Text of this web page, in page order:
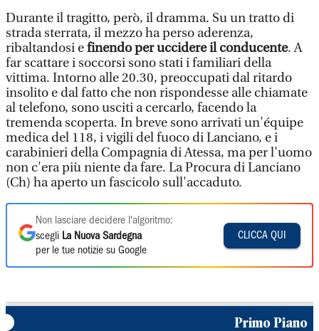
Durante il tragitto, però, il dramma. Su un tratto di
strada sterrata, il mezzo ha perso aderenza,
ribaltandosi efinendo per uccidere il conducente. A
far scattare i soccorsi sono stati i familiari della
vittima. Intorno alle 20.30, preoccupati dal ritardo
insolito e dal fatto che non rispondesse alle chiamate
al telefono, sono usciti a cercarlo, facendo la
tremenda scoperta. In breve sono arrivati un'équipe
medica del 118, i vigili del fuoco di Lanciano, e i
carabinieri della Compagnia di Atessa, ma per l'uomo
non c'era più niente da fare. La Procura di Lanciano
(Ch) ha aperto un fascicolo sull'accaduto.
Non lasciare decidere l'algoritmo:
scegli La Nuova Sardegna
per le tue notizie su Google
CLICCA QUI
Primo Piano